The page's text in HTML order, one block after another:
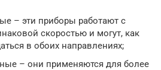
– эти приборы работают с
скоростью и могут, как
в обоих направлениях;
– они применяются для более